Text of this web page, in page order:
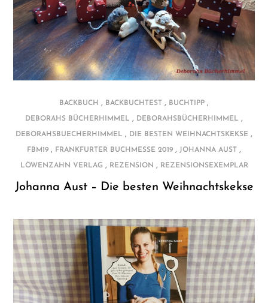
BACKBUCH , BACKBUCHTEST , BUCHTIPP ,
DEBORAHS BÜCHERHIMMEL , DEBORAHSBÜCHERHIMMEL ,
DEBORAHSBUECHERHIMMEL , DIE BESTEN WEIHNACHTSKEKSE ,
FBM19 , FRANKFURTER BUCHMESSE 2019 , JOHANNA AUST ,
LÖWENZAHN VERLAG , REZENSION , REZENSIONSEXEMPLAR
Johanna Aust – Die besten Weihnachtskekse